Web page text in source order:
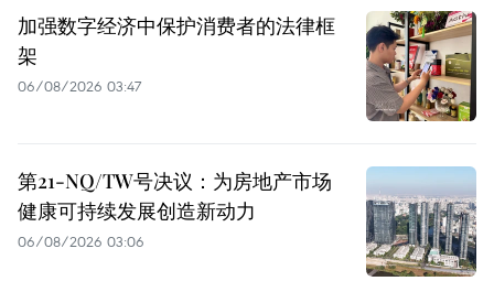
加强数字经济中保护消费者的法律框
架
06/08/2026 03:47
第21-NQ/TW号决议：为房地产市场
健康可持续发展创造新动力
06/08/2026 03:06